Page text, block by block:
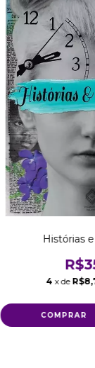
Histórias
4 x de